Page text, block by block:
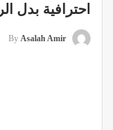
احترافية بدل
By Asalah Amir